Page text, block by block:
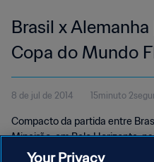
Brasil x
Copa do Mundo
Compacto
8 de jul de 2014 15minuto
Compacto da partida entre
Mineirão, em Belo Horizonte,
Your Privacy